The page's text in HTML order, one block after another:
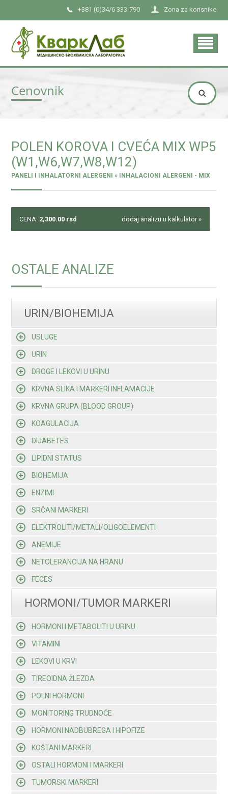
Zona za korisnike
+381 (0)34/6 333-790
Cenovnik
POLEN KOROVA I CVEĆA MIX WP5
(W1,W6,W7,W8,W12)
PANELI I INHALATORNI ALERGENI » INHALACIONI ALERGENI - MIX
CENA: 2,300.00 rsd dodaj analizu u kalkulator »
OSTALE ANALIZE
URIN/BIOHEMIJA
USLUGE
URIN
DROGE I LEKOVI U URINU
KRVNA SLIKA I MARKERI INFLAMACIJE
KRVNA GRUPA (BLOOD GROUP)
KOAGULACIJA
DIJABETES
LIPIDNI STATUS
BIOHEMIJA
ENZIMI
SRČANI MARKERI
ELEKTROLITI/METALI/OLIGOELEMENTI
ANEMIJE
NETOLERANCIJA NA HRANU
FECES
HORMONI/TUMOR MARKERI
HORMONI I METABOLITI U URINU
VITAMINI
LEKOVI U KRVI
TIREOIDNA ŽLEZDA
POLNI HORMONI
MONITORING TRUDNOĆE
HORMONI NADBUBREGA I HIPOFIZE
KOŠTANI MARKERI
OSTALI HORMONI I MARKERI
TUMORSKI MARKERI